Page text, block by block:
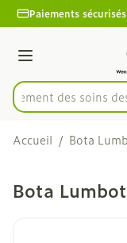
Aller au contenu
1 de 1
Paiements sécurisés
Menu
Rechercherdes soins
Accueil / Bota
Bota